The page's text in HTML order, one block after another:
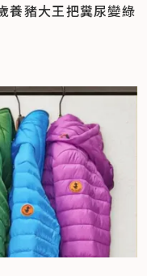
豬大王把糞尿變綠